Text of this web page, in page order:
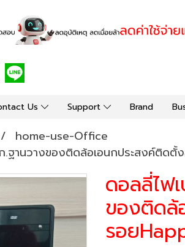
Us Support Brand
home-use-Office
ฐานวางของติดล้อเอนกประสงค์ติด
ดอลลี่ไฟ
ของติดล้
รอย